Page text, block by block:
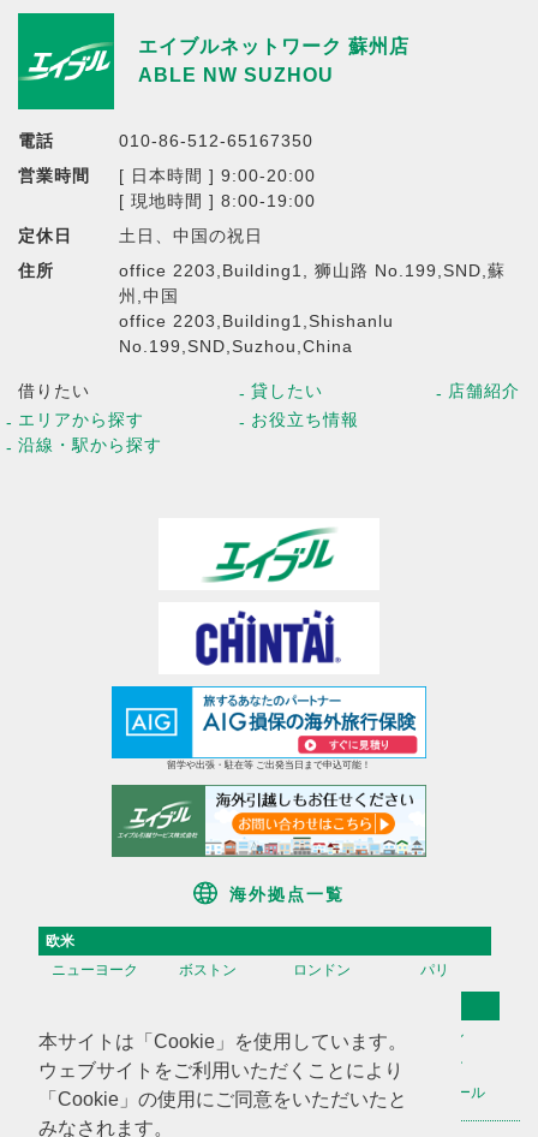
本サイトは「Cookie」を使用しています。
ウェブサイトをご利用いただくことにより
「Cookie」の使用にご同意をいただいたと
みなされます。
エイブルネットワーク 蘇州店
ABLE NW SUZHOU
電話
010-86-512-65167350
営業時間
[ 日本時間 ] 9:00-20:00
[ 現地時間 ] 8:00-19:00
定休日
土日、中国の祝日
住所
office 2203,Building1, 狮山路 No.199,SND,蘇
州,中国
office 2203,Building1,Shishanlu
No.199,SND,Suzhou,China
借りたい
エリアから探す
沿線・駅から探す
貸したい
お役立ち情報
店舗紹介
留学や出張・駐在等 ご出発当日まで申込可能！
海外拠点一覧
欧米
ニューヨーク
ボストン ロンドン パリ
香港
台湾 高雄
ソウル
天津
上海 蘇州
深セン
広州
ハノイ マニラ シンガポール